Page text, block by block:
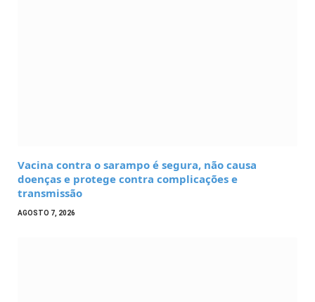
Vacina contra o sarampo é segura, não causa
doenças e protege contra complicações e
transmissão
AGOSTO 7, 2026